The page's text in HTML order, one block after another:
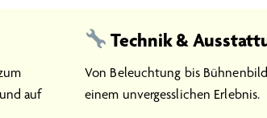
auf
Technik &
Von Beleuchtung bis
einem unvergesslichen Erlebnis.